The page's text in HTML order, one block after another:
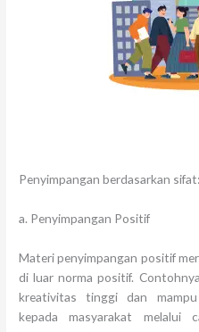
Penyimpangan berdasarkan sifat:
a. Penyimpangan Positif
Materi penyimpangan positif
di luar norma positif.
kreativitas tinggi dan
kepada masyarakat melalui